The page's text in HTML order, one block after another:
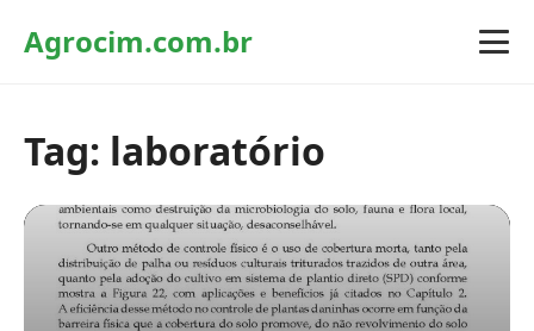
Agrocim.com.br
Tag: laboratório